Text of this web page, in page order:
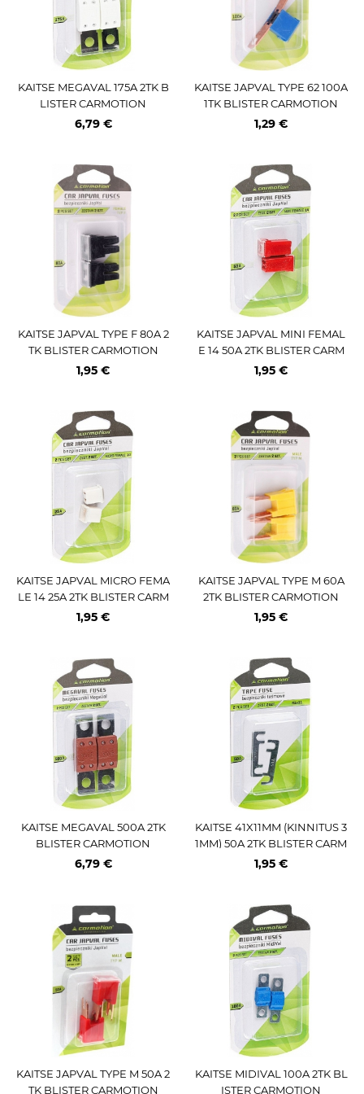
KAITSE MEGAVAL 175A 2TK B
LISTER CARMOTION
6,79 €
KAITSE JAPVAL TYPE 62 100A
1TK BLISTER CARMOTION
1,29 €
KAITSE JAPVAL TYPE F 80A 2
TK BLISTER CARMOTION
1,95 €
KAITSE JAPVAL MINI FEMAL
E 14 50A 2TK BLISTER CARM
OTION
1,95 €
KAITSE JAPVAL MICRO FEMA
LE 14 25A 2TK BLISTER CARM
OTION
1,95 €
KAITSE JAPVAL TYPE M 60A
2TK BLISTER CARMOTION
1,95 €
KAITSE MEGAVAL 500A 2TK
BLISTER CARMOTION
6,79 €
KAITSE 41X11MM (KINNITUS 3
1MM) 50A 2TK BLISTER CARM
OTION
1,95 €
KAITSE JAPVAL TYPE M 50A 2
TK BLISTER CARMOTION
KAITSE MIDIVAL 100A 2TK BL
ISTER CARMOTION